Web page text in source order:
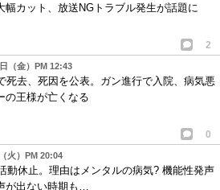
幅カット、放送NGトラブル発生が話題に
2
（金）PM 12:43
死去、死因を公表。ガン進行で入院、病気悪
の王様が亡くなる
0
火）PM 20:04
動休止。理由はメンタルの病気? 機能性発声
が出ない時期も…